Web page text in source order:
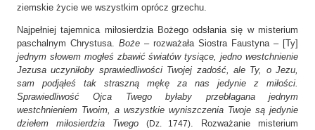
ziemskie życie we wszystkim oprócz grzechu.
Najpełniej tajemnica miłosierdzia Bożego odsłania się w misterium
paschalnym Chrystusa. Boże – rozważała Siostra Faustyna – [Ty]
jednym słowem mogłeś zbawić światów tysiące, jedno westchnienie
Jezusa uczyniłoby sprawiedliwości Twojej zadość, ale Ty, o Jezu,
sam podjąłeś tak straszną mękę za nas jedynie z miłości.
Sprawiedliwość Ojca Twego byłaby przebłagana jednym
westchnieniem Twoim, a wszystkie wyniszczenia Twoje są jedynie
dziełem miłosierdzia Twego
(Dz. 1747)
. Rozważanie misterium